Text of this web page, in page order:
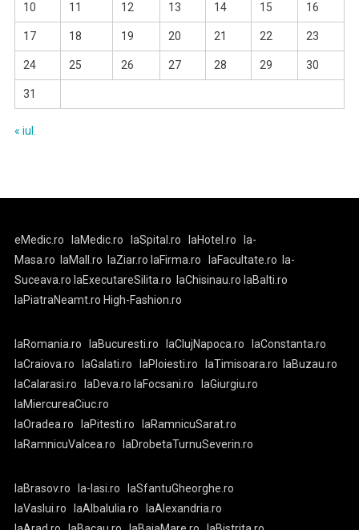
10 11 12 13 14 15 16
17 18 19 20 21 22 23
24 25 26 27 28 29 30
31
« iul.
eMedic.ro laMedic.ro laSpital.ro laHotel.ro
la-
Masa.ro
laMall.ro laZiar.ro laFirma.ro laFacultate.ro
la-
Suceava.ro laExecutareSilita.ro laChisinau.ro laBalti.ro
laPiatraNeamt.ro High-Fashion.ro
laRomania.ro laBucuresti.ro laClujNapoca.ro
laConstanta.ro
laCraiova.ro
laGalati.ro laPloiesti.ro laTimisoara.ro
laBuzau.ro
laCalarasi.ro
laDeva.ro laFocsani.ro
laGiurgiu.ro
laMiercureaCiuc.ro
laOradea.ro
laPitesti.ro
laRamnicuSarat.ro
laRamnicuValcea.ro
laDrobetaTurnuSeverin.ro
laBrasov.ro la-Iasi.ro
laSfantuGheorghe.ro
laVaslui.ro
laAlbaIulia.ro
laAlexandria.ro